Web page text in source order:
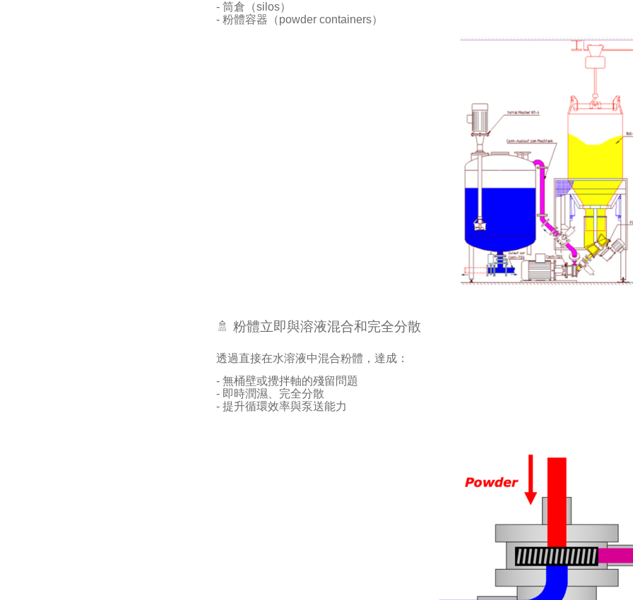
- 筒倉（silos）
- 粉體容器（powder containers）
🚿 粉體立即與溶液混合和完全分散
透過直接在水溶液中混合粉體，達成：
- 無桶壁或攪拌軸的殘留問題
- 即時潤濕、完全分散
- 提升循環效率與泵送能力